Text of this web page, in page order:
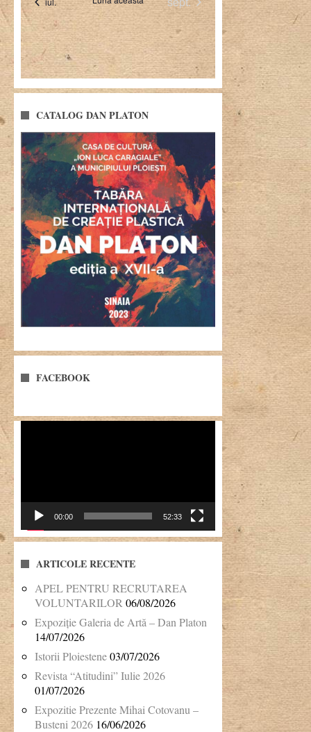
CATALOG DAN PLATON
FACEBOOK
00:00 52:33
ARTICOLE RECENTE
APEL PENTRU RECRUTAREA
VOLUNTARILOR06/08/2026
Expoziție Galeria de Artă – Dan Platon
14/07/2026
Istorii Ploiestene03/07/2026
Revista “Atitudini” Iulie 2026
01/07/2026
Expozitie Prezente Mihai Cotovanu –
Busteni 2026 16/06/2026